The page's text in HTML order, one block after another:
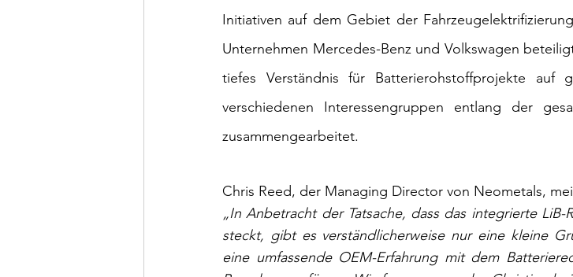
Initiativen auf dem Gebiet der
Unternehmen Mercedes-Benz und Volkswagen
tiefes Verständnis für Batterierohstoffprojekte
verschiedenen Interessengruppen entlang der
zusammengearbeitet.
Chris Reed, der Managing Director von Neometals,
„In Anbetracht der Tatsache, dass das integrierte
steckt, gibt es verständlicherweise nur eine kleine
eine umfassende OEM-Erfahrung mit dem